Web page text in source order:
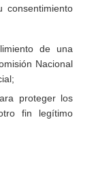
de una
Nacional
proteger los
fin legítimo